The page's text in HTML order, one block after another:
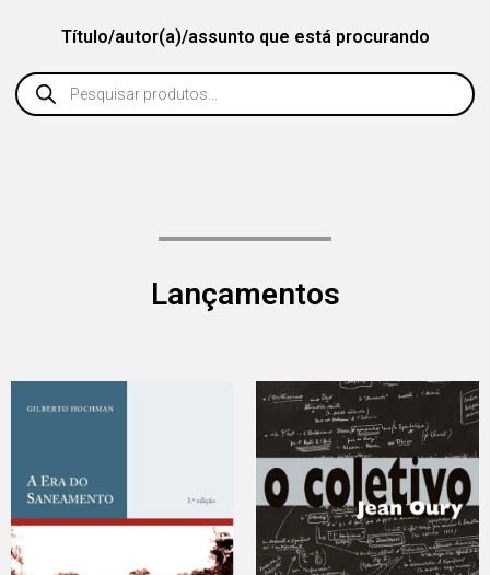
Título/autor(a)/assunto que está procurando
Lançamentos